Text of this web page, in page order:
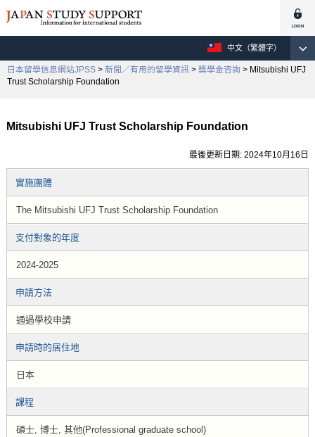
中文（繁體字）
日本留學信息網站JPSS > 新聞／有用的留學資訊 > 獎學金咨詢 > Mitsubishi UFJ
Trust Scholarship Foundation
Mitsubishi UFJ Trust Scholarship Foundation
最後更新日期: 2024年10月16日
實施團體
The Mitsubishi UFJ Trust Scholarship Foundation
支付對象的年度
2024-2025
申請方法
通過學校申請
申請時的居住地
日本
課程
碩士, 博士, 其他(Professional graduate school)